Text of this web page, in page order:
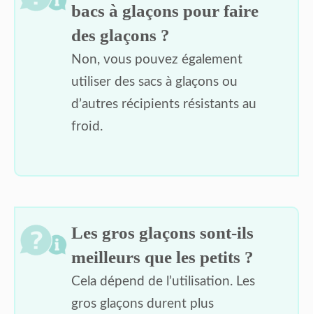
bacs à glaçons pour faire
des glaçons ?
Non, vous pouvez également
utiliser des sacs à glaçons ou
d’autres récipients résistants au
froid.
Les gros glaçons sont-ils
meilleurs que les petits ?
Cela dépend de l’utilisation. Les
gros glaçons durent plus